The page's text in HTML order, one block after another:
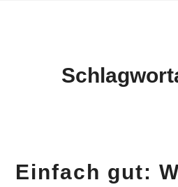
Einfach gut: